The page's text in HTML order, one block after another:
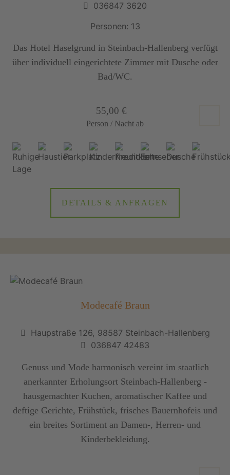
036847 3620
Personen: 13
Das Hotel Haselgrund in Steinbach-Hallenberg verfügt
über individuell eingerichtete Zimmer mit Dusche oder
Bad/WC.
55,00 €
Person / Nacht ab
DETAILS & ANFRAGEN
Modecafé Braun
Haupstraße 126, 98587 Steinbach-Hallenberg
036847 42483
Genuss und Mode harmonisch vereint im staatlich
anerkannter Erholungsort Steinbach-Hallenberg -
hausgemachter Kuchen, aromatischer Kaffee und
deftige Gerichte, Frühstück, frisches Bauernhofeis und
ein breites Sortiment an Damen-, Herren- und
Kinderbekleidung.